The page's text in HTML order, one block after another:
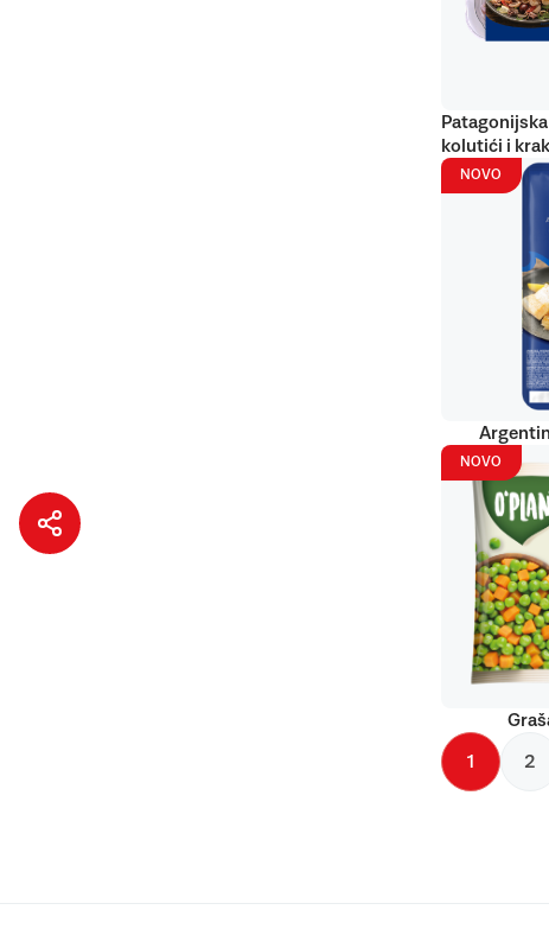
kolutići i
NOVO
NOVO
1 2